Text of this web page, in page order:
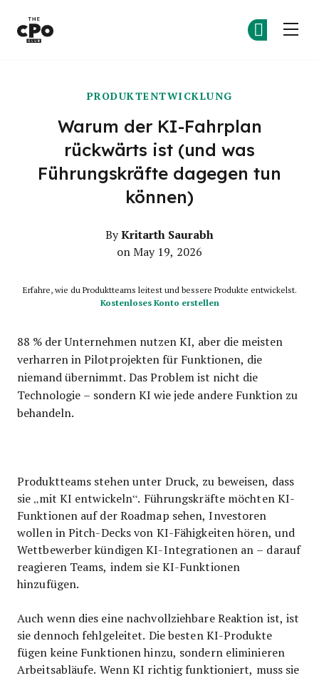
PRODUKTENTWICKLUNG
Warum der KI-Fahrplan
rückwärts ist (und was
Führungskräfte dagegen tun
können)
ByKritarth Saurabh
on May 19, 2026
Erfahre, wie du Produktteams leitest und bessere Produkte entwickelst.
Kostenloses Konto erstellen
88 % der Unternehmen nutzen KI, aber die meisten
verharren in Pilotprojekten für Funktionen, die
niemand übernimmt. Das Problem ist nicht die
Technologie – sondern KI wie jede andere Funktion zu
behandeln.
Produktteams stehen unter Druck, zu beweisen, dass
sie „mit KI entwickeln“. Führungskräfte möchten KI-
Funktionen auf der Roadmap sehen, Investoren
wollen in Pitch-Decks von KI-Fähigkeiten hören, und
Wettbewerber kündigen KI-Integrationen an – darauf
reagieren Teams, indem sie KI-Funktionen
hinzufügen.
Auch wenn dies eine nachvollziehbare Reaktion ist, ist
sie dennoch fehlgeleitet. Die besten KI-Produkte
fügen keine Funktionen hinzu, sondern eliminieren
Arbeitsabläufe. Wenn KI richtig funktioniert, muss sie